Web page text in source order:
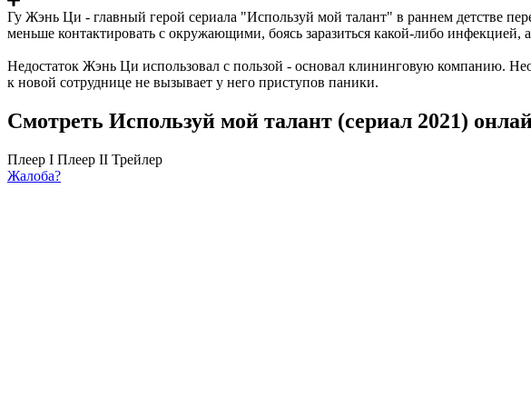
Гу Жэнь Ци - главный герой сериала "Используй мой талант" в раннем детстве
меньше контактировать с окружающими, боясь заразиться какой-либо инфекцией,
Недостаток Жэнь Ци использовал с пользой - основал клининговую компанию.
к новой сотруднице не вызывает у него приступов паники.
Смотреть Используй мой талант (сериал 2021)
Плеер I Плеер II Трейлер
Жалоба?